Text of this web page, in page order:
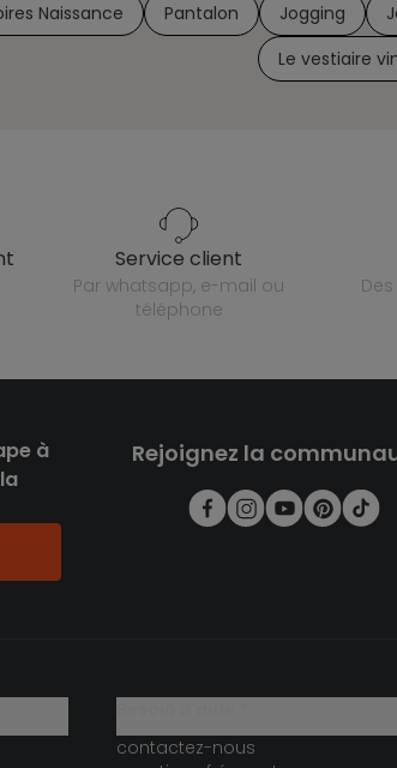
Naissance Pantalon Jogging
Le vestiaire
service client
par whatsapp, e-mail ou
téléphone
à
Rejoignez la
contactez-nous